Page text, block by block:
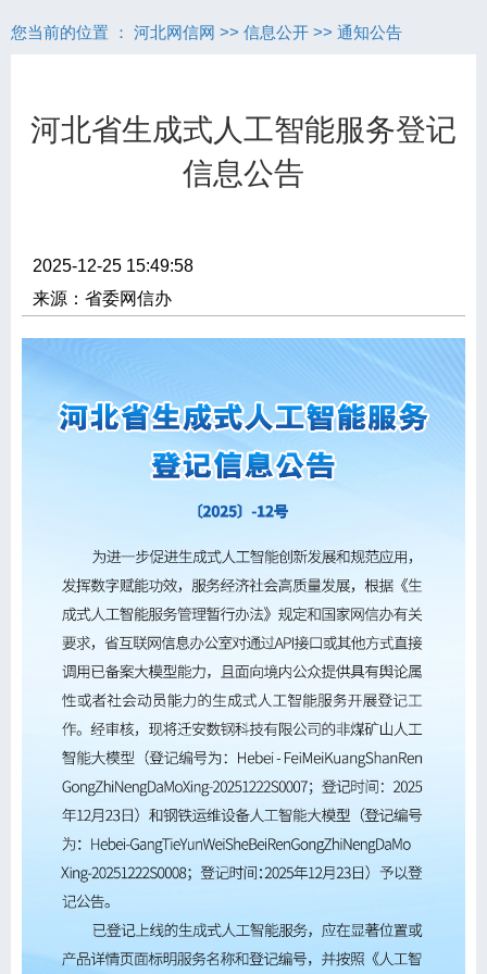
您当前的位置 ： 河北网信网 >> 信息公开 >> 通知公告
河北省生成式人工智能服务登记
信息公告
2025-12-25 15:49:58
来源：省委网信办